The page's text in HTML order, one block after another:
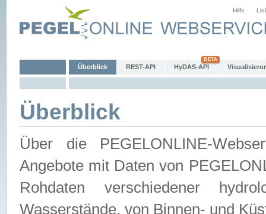
Hilfe
Überblick REST-API HyDAS-API
Überblick
Über die PEGELONLINE-
Angebote mit Daten von
Rohdaten verschiedener
Wasserstände, von Binnen- und